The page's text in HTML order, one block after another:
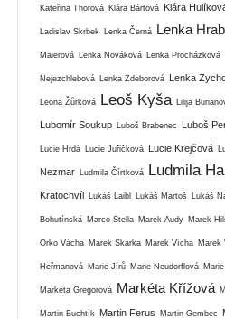
Kateřina Thorová Klára Bártová Klára
Ladislav Skrbek Lenka Černá Lenka
Maierová Lenka Nováková Lenka Procházková
Nejezchlebová Lenka Zdeborová Lenka
Leona Žůrková Leoš Kyša Lilija
Lubomír Soukup Luboš Brabenec Luboš
Lucie Hrdá Lucie Juřičková Lucie Krejčová
Nezmar Ludmila Čírtková Ludmila
Kratochvíl Lukáš Laibl Lukáš Martoš Lukáš
Bohutínská Marco Stella Marek Audy Marek
Orko Vácha Marek Skarka Marek Vícha Marek
Heřmanová Marie Jírů Marie Neudorflová
Markéta Gregorová Markéta Křížová
Martin Buchtík Martin Ferus Martin Gembec